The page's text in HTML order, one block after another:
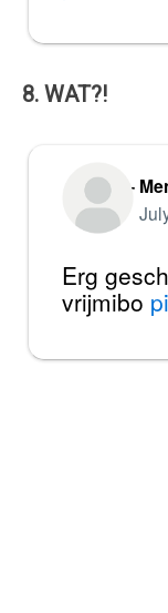
8. WAT?!
Erg
vrijmibo
—